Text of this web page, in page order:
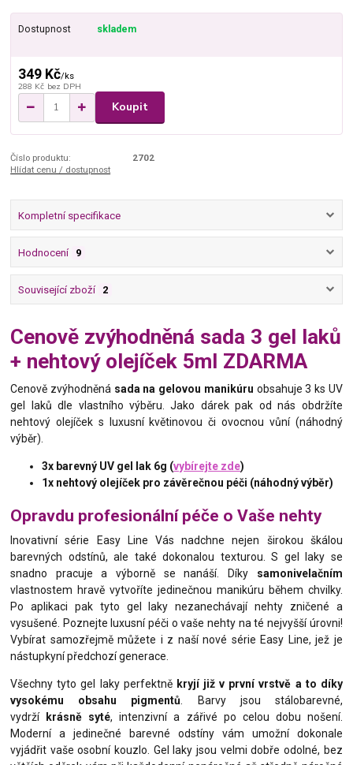
Dostupnost skladem
349 Kč/ks
288 Kč bez DPH
Koupit
Číslo produktu:
2702
Hlídat cenu / dostupnost
Kompletní specifikace
Hodnocení 9
Související zboží 2
Cenově zvýhodněná sada 3 gel laků
+ nehtový olejíček 5ml ZDARMA
Cenově zvýhodněná sada na gelovou manikúru obsahuje 3 ks UV
gel laků dle vlastního výběru. Jako dárek pak od nás obdržíte
nehtový olejíček s luxusní květinovou či ovocnou vůní (náhodný
výběr).
3x barevný UV gel lak 6g (vybírejte zde)
1x nehtový olejíček pro závěrečnou péči (náhodný výběr)
Opravdu profesionální péče o Vaše nehty
Inovativní série Easy Line Vás nadchne nejen širokou škálou
barevných odstínů, ale také dokonalou texturou. S gel laky se
snadno pracuje a výborně se nanáší. Díky samonivelačním
vlastnostem hravě vytvoříte jedinečnou manikúru během chvilky.
Po aplikaci pak tyto gel laky nezanechávají nehty zničené a
vysušené. Poznejte luxusní péči o vaše nehty na té nejvyšší úrovni!
Vybírat samozřejmě můžete i z naší nové série Easy Line, jež je
nástupkyní předchozí generace.
Všechny tyto gel laky perfektně kryjí již v první vrstvě a to díky
vysokému obsahu pigmentů. Barvy jsou stálobarevné,
vydrží
krásně syté, intenzivní a zářivé po celou dobu nošení.
Moderní a jedinečné barevné odstíny vám umožní dokonale
vyjádřit vaše osobní kouzlo. Gel laky jsou velmi dobře odolné, bez